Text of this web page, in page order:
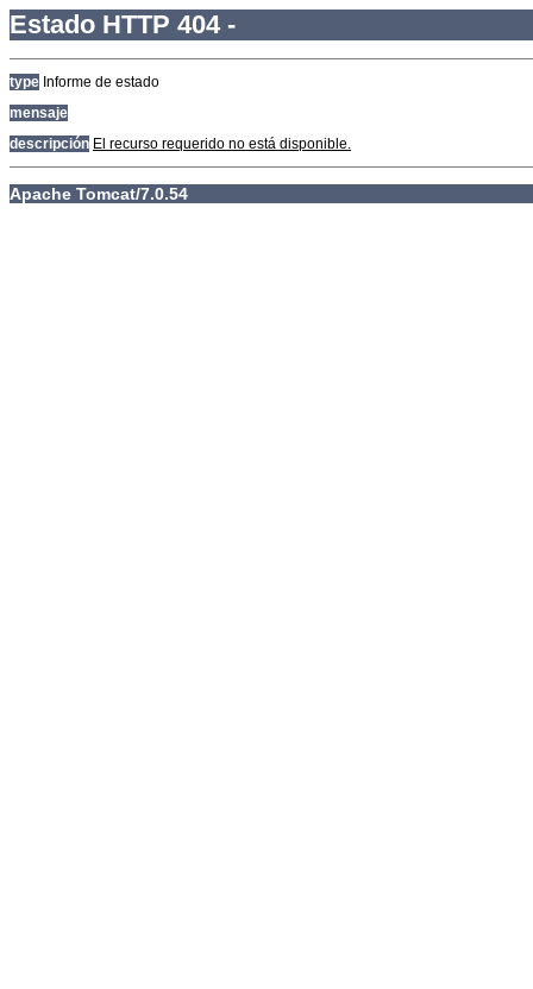
Estado HTTP 404 -
type Informe de estado
mensaje
descripción El recurso requerido no está disponible.
Apache Tomcat/7.0.54